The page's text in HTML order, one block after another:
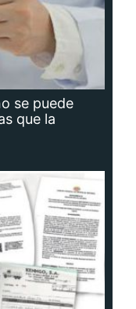
se puede
que la